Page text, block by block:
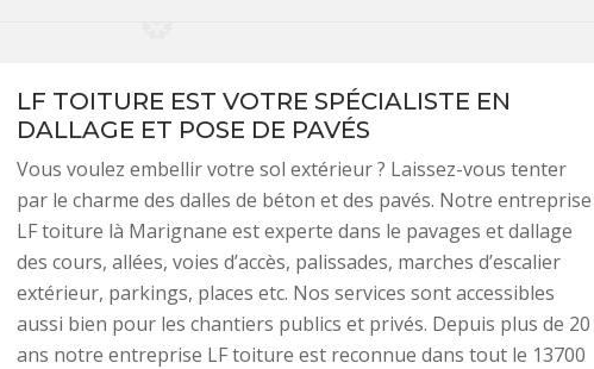
LF TOITURE EST VOTRE SPÉCIALISTE EN
DALLAGE ET POSE DE PAVÉS
Vous voulez embellir votre sol extérieur ? Laissez-vous tenter
par le charme des dalles de béton et des pavés. Notre entreprise
LF toiture là Marignane est experte dans le pavages et dallage
des cours, allées, voies d’accès, palissades, marches d’escalier
extérieur, parkings, places etc. Nos services sont accessibles
aussi bien pour les chantiers publics et privés. Depuis plus de 20
ans notre entreprise LF toiture est reconnue dans tout le 13700